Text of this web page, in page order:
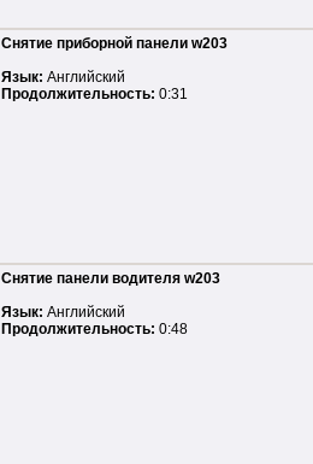
Снятие приборной панели w203
Язык: Английский
Продолжительность: 0:31
Снятие панели водителя w203
Язык: Английский
Продолжительность: 0:48